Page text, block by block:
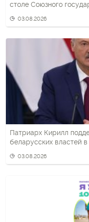
столе Союзного
03.08.2026
Патриарх Кирилл
беларусских властей
03.08.2026